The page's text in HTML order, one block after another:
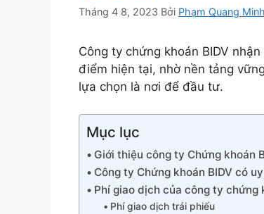
Tháng 4 8, 2023 Bởi Phạm Quang Minh
Công ty chứng khoán BIDV
điểm hiện tại, nhờ nền tảng
lựa chọn là nơi để đầu tư.
Mục lục
Giới thiệu công ty Chứng khoán
Công ty Chứng khoán BIDV có
Phí giao dịch của công ty chứng
Phí giao dịch trái phiếu